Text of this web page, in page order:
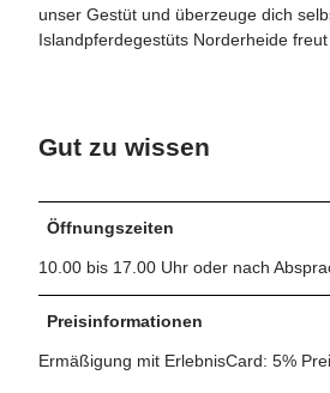
unser Gestüt und überzeuge dich
Islandpferdegestüts Norderheide
Gut zu wissen
Öffnungszeiten
10.00 bis 17.00 Uhr oder nach
Preisinformationen
Ermäßigung mit ErlebnisCard: 5%